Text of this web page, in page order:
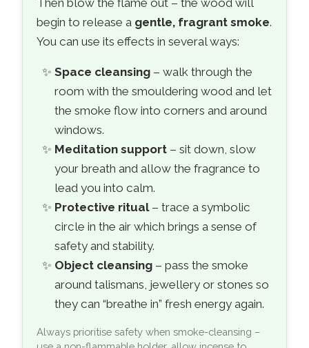
Then blow the flame out – the wood will
begin to release a gentle, fragrant smoke.
You can use its effects in several ways:
Space cleansing– walk through the
room with the smouldering wood and let
the smoke flow into corners and around
windows.
Meditation support– sit down, slow
your breath and allow the fragrance to
lead you into calm.
Protective ritual– trace a symbolic
circle in the air which brings a sense of
safety and stability.
Object cleansing– pass the smoke
around talismans, jewellery or stones so
they can “breathe in” fresh energy again.
Always prioritise safety when smoke-cleansing –